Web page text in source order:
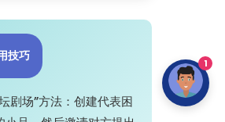
技巧
剧场”方法：创建代表困
1